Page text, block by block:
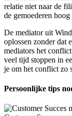
relatie niet naar de
de gemoederen
De mediator uit
oplossen zonder dat
mediators het
veel tijd stoppen in
je om het conflict zo
Persoonlijke tips